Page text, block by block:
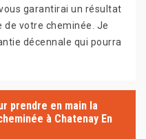
garantirai un résultat
votre cheminée. Je
décennale qui pourra
prendre en main la
à Chatenay En